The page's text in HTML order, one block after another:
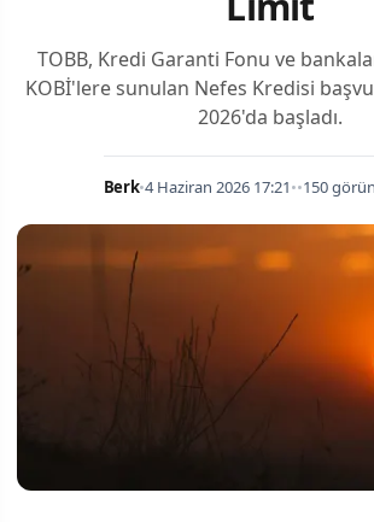
TOBB, Kredi Garanti Fonu ve
KOBİ'lere sunulan Nefes Kredisi
2026'da başladı.
Berk•4 Haziran 2026 17:21••150